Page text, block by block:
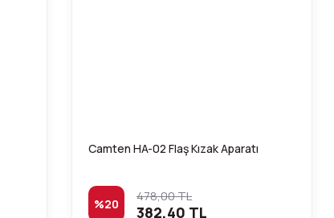
Camten HA-02 Flaş Kızak Aparatı
%20 478,00 TL
382,40 TL